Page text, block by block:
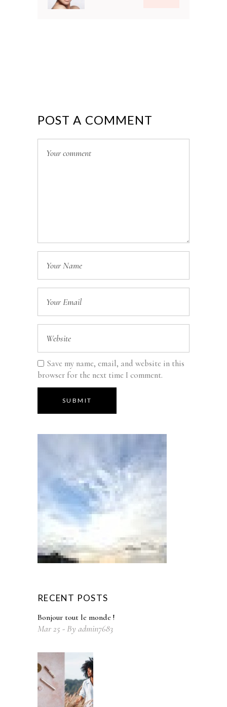
POST A COMMENT
Save my name, email, and website in this
browser for the next time I comment.
SUBMIT
RECENT POSTS
Bonjour tout le monde !
Mar25 Byadmin7683